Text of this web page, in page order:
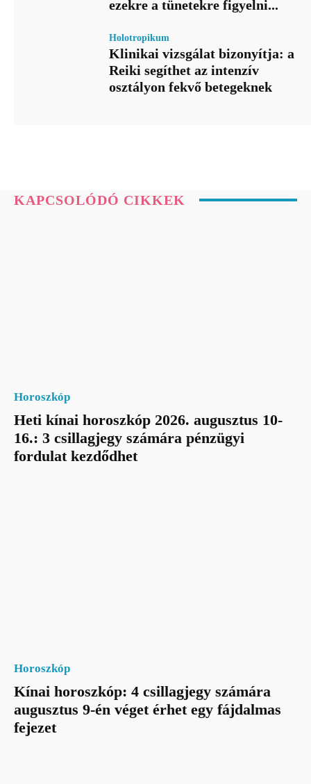
ezekre a tünetekre figyelni...
Holotropikum
Klinikai vizsgálat bizonyítja: a
Reiki segíthet az intenzív
osztályon fekvő betegeknek
KAPCSOLÓDÓ CIKKEK
Horoszkóp
Heti kínai horoszkóp 2026. augusztus 10-
16.: 3 csillagjegy számára pénzügyi
fordulat kezdődhet
Horoszkóp
Kínai horoszkóp: 4 csillagjegy számára
augusztus 9-én véget érhet egy fájdalmas
fejezet